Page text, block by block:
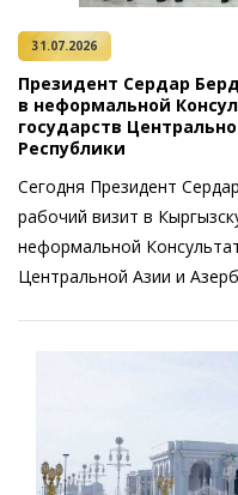
31.07.2026
Президент Сердар
в неформальной
государств
Республики
Сегодня Президент
рабочий визит в
неформальной
Цент­ральной Азии и